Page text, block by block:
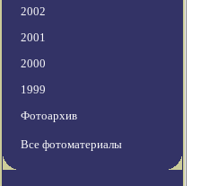
2002
2001
2000
1999
Фотоархив
Все фотоматериалы